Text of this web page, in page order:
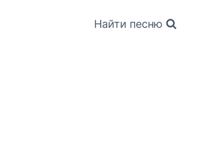
Найти песню